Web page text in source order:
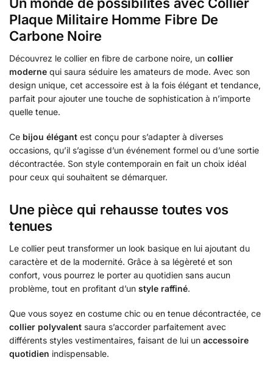
Plaque Militaire Homme Fibre De
Carbone Noire
Découvrez le collier en fibre de carbone noire, un collier
moderne qui saura séduire les amateurs de mode. Avec son
design unique, cet accessoire est à la fois élégant et tendance,
parfait pour ajouter une touche de sophistication à n’importe
quelle tenue.
Ce bijou élégant est conçu pour s’adapter à diverses
occasions, qu’il s’agisse d’un événement formel ou d’une sortie
décontractée. Son style contemporain en fait un choix idéal
pour ceux qui souhaitent se démarquer.
Une pièce qui rehausse toutes vos
tenues
Le collier peut transformer un look basique en lui ajoutant du
caractère et de la modernité. Grâce à sa légèreté et son
confort, vous pourrez le porter au quotidien sans aucun
problème, tout en profitant d’un style raffiné.
Que vous soyez en costume chic ou en tenue décontractée, ce
collier polyvalent saura s’accorder parfaitement avec
différents styles vestimentaires, faisant de lui un accessoire
quotidien indispensable.